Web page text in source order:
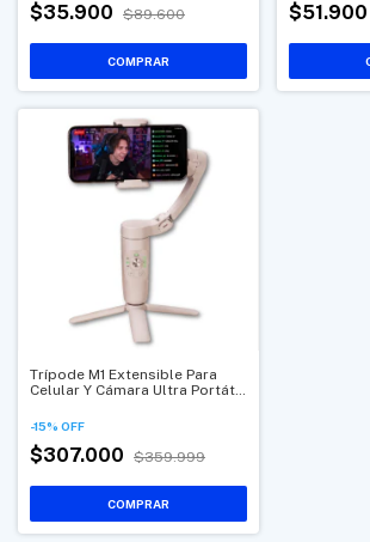
$35.900 $89.600 $51.900
Trípode M1 Extensible Para
Celular Y Cámara Ultra Portátil
-15% OFF
$307.000 $359.999